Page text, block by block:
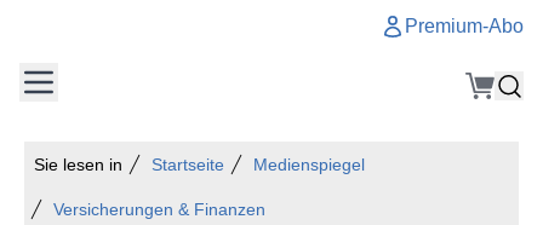
Premium-Abo
Sie lesen in Startseite Medienspiegel
Versicherungen & Finanzen